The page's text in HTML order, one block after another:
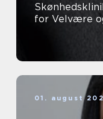
for Velvære
01. august